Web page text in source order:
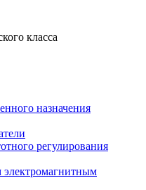
класса
назначения
регулирования
электромагнитным